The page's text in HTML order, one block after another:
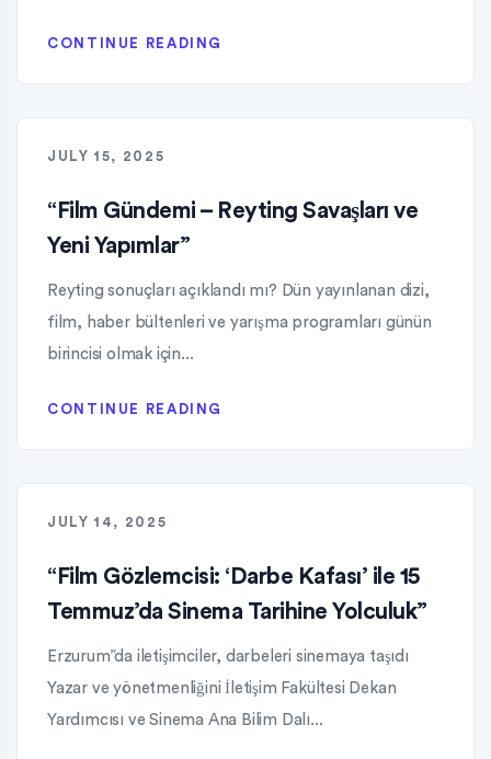
CONTINUE READING
JULY 15, 2025
“Film Gündemi – Reyting Savaşları ve
Yeni Yapımlar”
Reyting sonuçları açıklandı mı? Dün yayınlanan dizi,
film, haber bültenleri ve yarışma programları günün
birincisi olmak için...
CONTINUE READING
JULY 14, 2025
“Film Gözlemcisi: ‘Darbe Kafası’ ile 15
Temmuz’da Sinema Tarihine Yolculuk”
Erzurum”da iletişimciler, darbeleri sinemaya taşıdı
Yazar ve yönetmenliğini İletişim Fakültesi Dekan
Yardımcısı ve Sinema Ana Bilim Dalı...